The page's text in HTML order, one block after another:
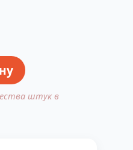
штук в